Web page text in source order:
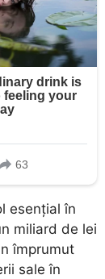
esențial în
miliard de lei
împrumut
sale în